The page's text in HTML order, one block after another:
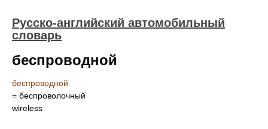
Русско-английский автомобильный
словарь
беспроводной
беспроводной
= беспроволочный
wireless